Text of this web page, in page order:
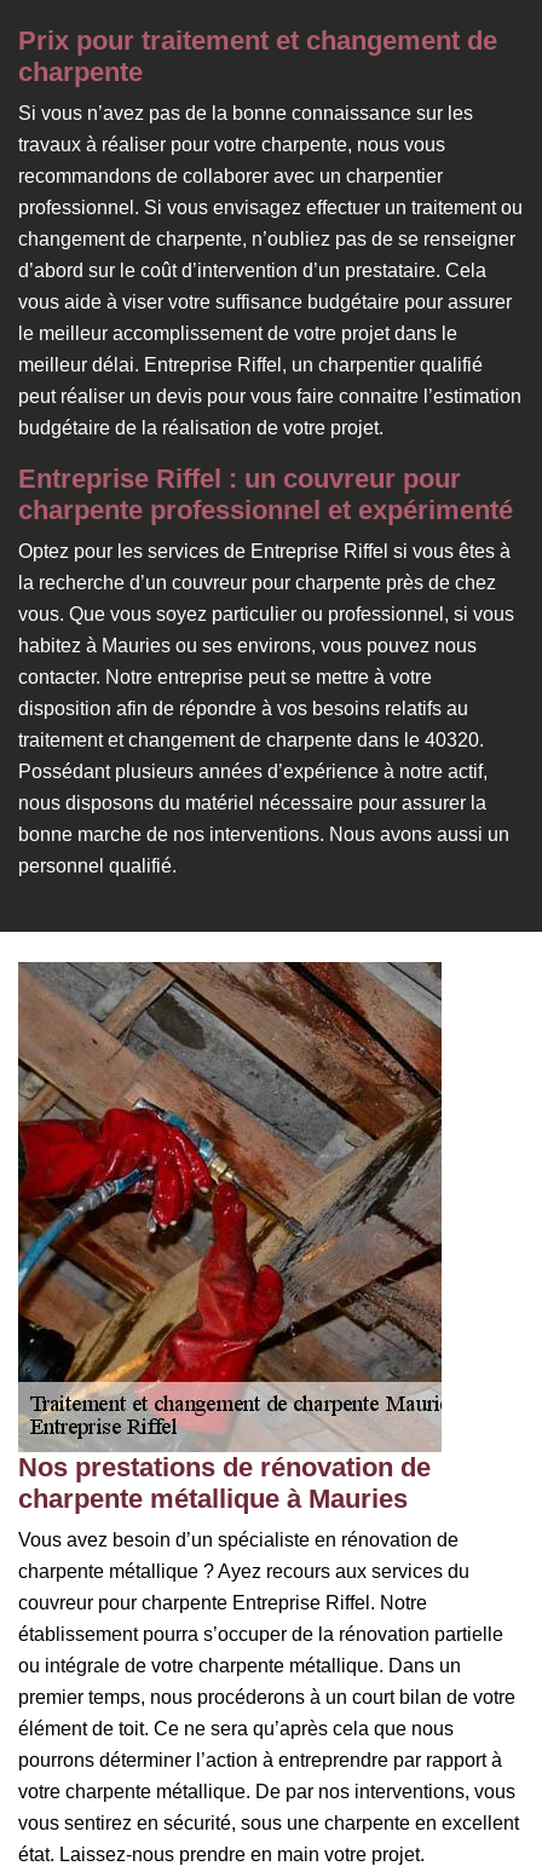
Prix pour traitement et changement de
charpente
Si vous n’avez pas de la bonne connaissance sur les
travaux à réaliser pour votre charpente, nous vous
recommandons de collaborer avec un charpentier
professionnel. Si vous envisagez effectuer un traitement ou
changement de charpente, n’oubliez pas de se renseigner
d’abord sur le coût d’intervention d’un prestataire. Cela
vous aide à viser votre suffisance budgétaire pour assurer
le meilleur accomplissement de votre projet dans le
meilleur délai. Entreprise Riffel, un charpentier qualifié
peut réaliser un devis pour vous faire connaitre l’estimation
budgétaire de la réalisation de votre projet.
Entreprise Riffel : un couvreur pour
charpente professionnel et expérimenté
Optez pour les services de Entreprise Riffel si vous êtes à
la recherche d’un couvreur pour charpente près de chez
vous. Que vous soyez particulier ou professionnel, si vous
habitez à Mauries ou ses environs, vous pouvez nous
contacter. Notre entreprise peut se mettre à votre
disposition afin de répondre à vos besoins relatifs au
traitement et changement de charpente dans le 40320.
Possédant plusieurs années d’expérience à notre actif,
nous disposons du matériel nécessaire pour assurer la
bonne marche de nos interventions. Nous avons aussi un
personnel qualifié.
Nos prestations de rénovation de
charpente métallique à Mauries
Vous avez besoin d’un spécialiste en rénovation de
charpente métallique ? Ayez recours aux services du
couvreur pour charpente Entreprise Riffel. Notre
établissement pourra s’occuper de la rénovation partielle
ou intégrale de votre charpente métallique. Dans un
premier temps, nous procéderons à un court bilan de votre
élément de toit. Ce ne sera qu’après cela que nous
pourrons déterminer l’action à entreprendre par rapport à
votre charpente métallique. De par nos interventions, vous
vous sentirez en sécurité, sous une charpente en excellent
état. Laissez-nous prendre en main votre projet.